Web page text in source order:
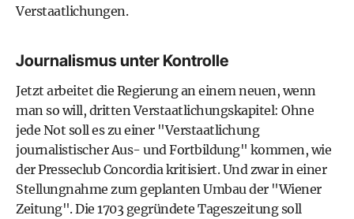
Verstaatlichungen.
Journalismus unter Kontrolle
Jetzt arbeitet die Regierung an einem neuen, wenn
man so will, dritten Verstaatlichungskapitel: Ohne
jede Not soll es zu einer "Verstaatlichung
journalistischer Aus- und Fortbildung" kommen, wie
der Presseclub Concordia kritisiert. Und zwar in einer
Stellungnahme zum geplanten Umbau der "Wiener
Zeitung". Die 1703 gegründete Tageszeitung soll